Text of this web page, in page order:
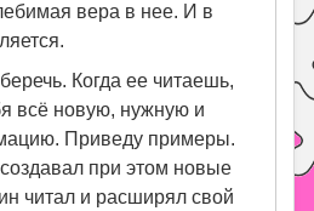
вера в нее. И в
Когда ее читаешь,
всё новую, нужную и
Приведу примеры.
при этом новые
читал и расширял свой